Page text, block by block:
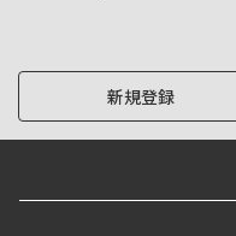
新規登録